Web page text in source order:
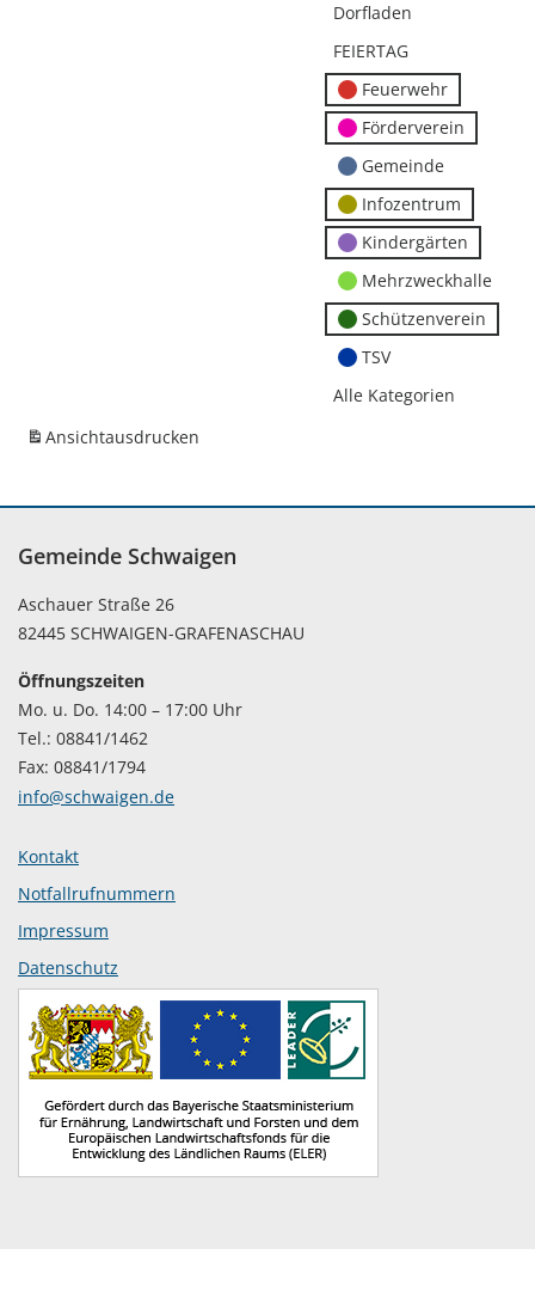
Dorfladen
FEIERTAG
Feuerwehr
Förderverein
Gemeinde
Infozentrum
Kindergärten
Mehrzweckhalle
Schützenverein
TSV
Alle Kategorien
Ansichtausdrucken
Gemeinde Schwaigen
Aschauer Straße 26
82445 SCHWAIGEN-GRAFENASCHAU
Öffnungszeiten
Mo. u. Do. 14:00 – 17:00 Uhr
Tel.: 08841/1462
Fax: 08841/1794
info@schwaigen.de
Kontakt
Notfallrufnummern
Impressum
Datenschutz